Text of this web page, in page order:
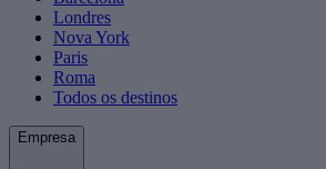
Londres
Nova York
Paris
Roma
Todos os destinos
Empresa